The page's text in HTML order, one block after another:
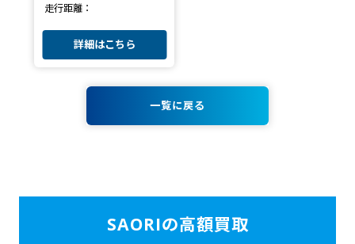
走行距離
詳細はこちら
一覧に戻る
SAORIの高額買取